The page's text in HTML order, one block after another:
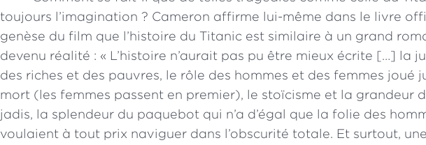
toujours l’imagination ? Cameron affirme lui-même dans le livre
genèse du film que l’histoire du Titanic est similaire à un grand
devenu réalité : « L’histoire n’aurait pas pu être mieux écrite […] la
des riches et des pauvres, le rôle des hommes et des femmes joué
mort (les femmes passent en premier), le stoïcisme et la grandeur
jadis, la splendeur du paquebot qui n’a d’égal que la folie des
voulaient à tout prix naviguer dans l’obscurité totale. Et surtout,